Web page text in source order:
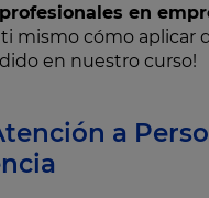
en
mismo cómo aplicar
en nuestro curso!
a